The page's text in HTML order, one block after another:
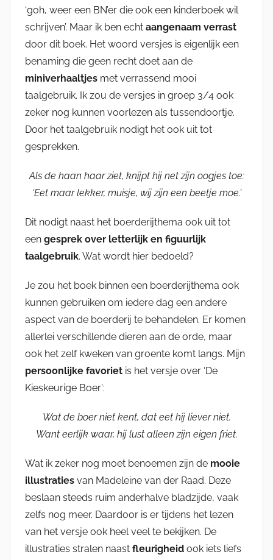
‘goh, weer een BN’er die ook een kinderboek wil
schrijven’. Maar ik ben echt aangenaam verrast
door dit boek. Het woord versjes is eigenlijk een
benaming die geen recht doet aan de
miniverhaaltjes met verrassend mooi
taalgebruik. Ik zou de versjes in groep 3/4 ook
zeker nog kunnen voorlezen als tussendoortje.
Door het taalgebruik nodigt het ook uit tot
gesprekken.
Als de haan haar ziet, knijpt hij net zijn oogjes toe:
‘Eet maar lekker, muisje, wij zijn een beetje moe.’
Dit nodigt naast het boerderijthema ook uit tot
een gesprek over letterlijk en figuurlijk
taalgebruik. Wat wordt hier bedoeld?
Je zou het boek binnen een boerderijthema ook
kunnen gebruiken om iedere dag een andere
aspect van de boerderij te behandelen. Er komen
allerlei verschillende dieren aan de orde, maar
ook het zelf kweken van groente komt langs. Mijn
persoonlijke favoriet is het versje over ‘De
Kieskeurige Boer’:
Wat de boer niet kent, dat eet hij liever niet.
Want eerlijk waar, hij lust alleen zijn eigen friet.
Wat ik zeker nog moet benoemen zijn de mooie
illustraties van Madeleine van der Raad. Deze
beslaan steeds ruim anderhalve bladzijde, vaak
zelfs nog meer. Daardoor is er tijdens het lezen
van het versje ook heel veel te bekijken. De
illustraties stralen naast fleurigheid ook iets liefs